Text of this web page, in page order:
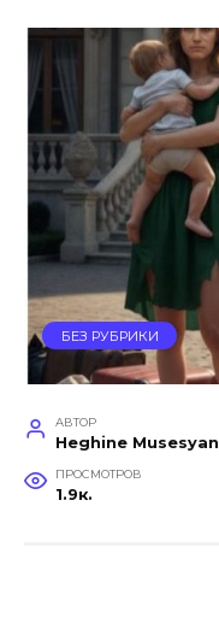
БЕЗ РУБРИКИ
АВТОР
Heghine Musesyan
ПРОСМОТРОВ
1.9к.